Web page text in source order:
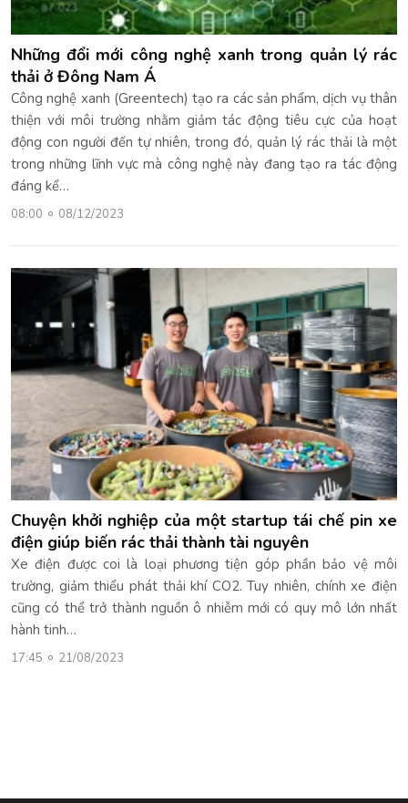
Những đổi mới công nghệ xanh trong quản lý rác
thải ở Đông Nam Á
Công nghệ xanh (Greentech) tạo ra các sản phẩm, dịch vụ thân
thiện với môi trường nhằm giảm tác động tiêu cực của hoạt
động con người đến tự nhiên, trong đó, quản lý rác thải là một
trong những lĩnh vực mà công nghệ này đang tạo ra tác động
đáng kể…
08:00 08/12/2023
Chuyện khởi nghiệp của một startup tái chế pin xe
điện giúp biến rác thải thành tài nguyên
Xe điện được coi là loại phương tiện góp phần bảo vệ môi
trường, giảm thiểu phát thải khí CO2. Tuy nhiên, chính xe điện
cũng có thể trở thành nguồn ô nhiễm mới có quy mô lớn nhất
hành tinh…
17:45 21/08/2023